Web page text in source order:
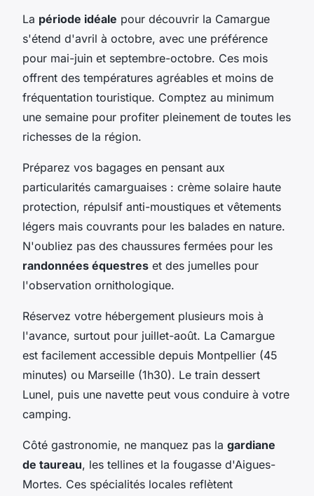
La période idéale pour découvrir la Camargue
s'étend d'avril à octobre, avec une préférence
pour mai-juin et septembre-octobre. Ces mois
offrent des températures agréables et moins de
fréquentation touristique. Comptez au minimum
une semaine pour profiter pleinement de toutes les
richesses de la région.
Préparez vos bagages en pensant aux
particularités camarguaises : crème solaire haute
protection, répulsif anti-moustiques et vêtements
légers mais couvrants pour les balades en nature.
N'oubliez pas des chaussures fermées pour les
randonnées équestres et des jumelles pour
l'observation ornithologique.
Réservez votre hébergement plusieurs mois à
l'avance, surtout pour juillet-août. La Camargue
est facilement accessible depuis Montpellier (45
minutes) ou Marseille (1h30). Le train dessert
Lunel, puis une navette peut vous conduire à votre
camping.
Côté gastronomie, ne manquez pas la gardiane
de taureau, les tellines et la fougasse d'Aigues-
Mortes. Ces spécialités locales reflètent